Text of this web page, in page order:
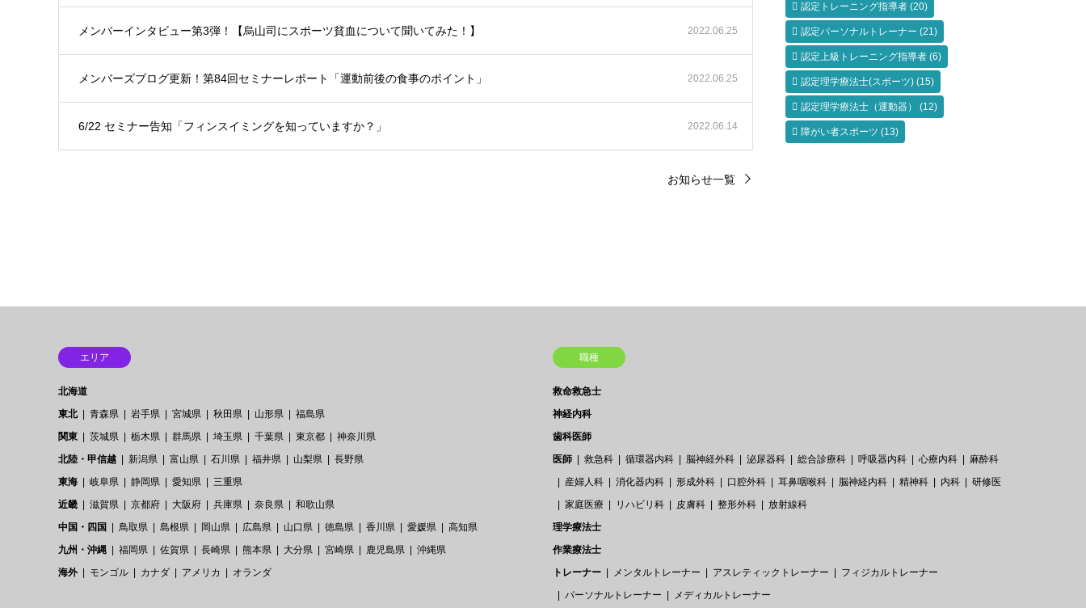
メンバーインタビュー第3弾！【烏山司にスポーツ貧血について聞いてみた！】 2022.06.25
メンバーズブログ更新！第84回セミナーレポート「運動前後の食事のポイント」 2022.06.25
6/22 セミナー告知「フィンスイミングを知っていますか？」 2022.06.14
お知らせ一覧
認定トレーニング指導者 (20)
認定パーソナルトレーナー (21)
認定上級トレーニング指導者 (6)
認定理学療法士(スポーツ) (15)
認定理学療法士（運動器） (12)
障がい者スポーツ (13)
エリア
北海道
東北
青森県 岩手県 宮城県 秋田県 山形県
福島県
関東
茨城県 栃木県 群馬県 埼玉県 千葉県 東京都
神奈川県
北陸・甲信越
新潟県 富山県 石川県 福井県 山梨県
長野県
東海
岐阜県 静岡県 愛知県
三重県
近畿
滋賀県 京都府 大阪府 兵庫県 奈良県
和歌山県
中国・四国
鳥取県 島根県 岡山県 広島県 山口県 徳島県 香川県 愛媛県
高知県
九州・沖縄
福岡県 佐賀県 長崎県 熊本県 大分県 宮崎県 鹿児島県
沖縄県
海外
モンゴル カナダ アメリカ オランダ
職種
救命救急士
神経内科
歯科医師
医師
救急科 循環器内科 脳神経外科 泌尿器科 総合診療科 呼吸器内科 心療内科
麻酔科
産婦人科
消化器内科 形成外科 口腔外科 耳鼻咽喉科 脳神経内科 精神科 内科
研修医
家庭医療
リハビリ科 皮膚科 整形外科
放射線科
理学療法士
作業療法士
トレーナー
メンタルトレーナー アスレティックトレーナー
フィジカルトレーナー
パーソナルトレーナー
メディカルトレーナー